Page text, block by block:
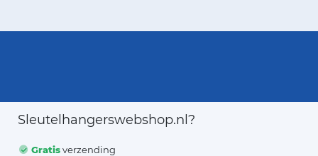
Sleutelhangerswebshop.nl?
Gratisverzending